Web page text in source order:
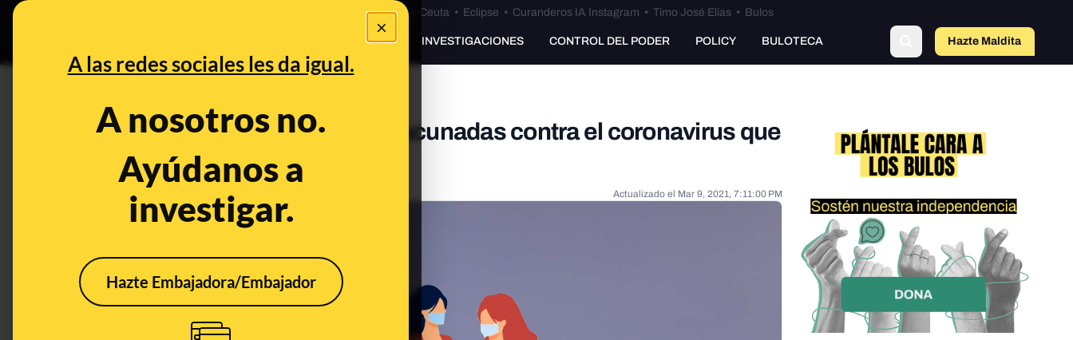
×
A las redes sociales les da igual.
A nosotros no.
Ayúdanos a
investigar.
Hazte Embajadora/Embajador
Especial Ceuta•Bulos Ceuta • Eclipse • Curanderos IA Instagram • Timo José Elías • Bulos
PREBUNKING INVESTIGACIONES CONTROL DEL PODER POLICY BULOTECA Hazte Maldito
En España ya hay más personas vacunadas contra el coronavirus que
contagiadas
Mar 9, 2021, 3:21:38 PM Actualizado el Mar 9, 2021, 7:11:00 PM